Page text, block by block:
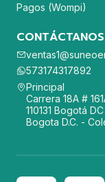
Pagos (Wompi)
CONTÁCTANOS
573174317892
Principal
Carrera 18A #
110131 Bogotá
Bogota D.C. -